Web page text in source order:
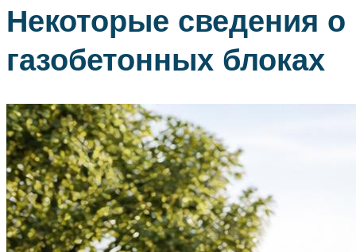
Некоторые сведения о
газобетонных блоках